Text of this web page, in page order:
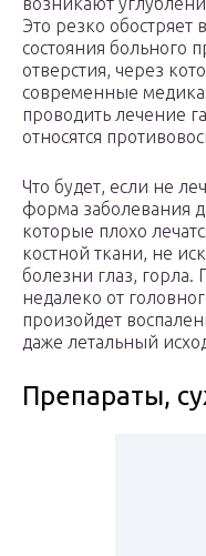
Это резко обостряет
состояния больного
отверстия, через
современные
проводить лечение
относятся
Что будет, если не
форма заболевания
которые плохо
костной ткани, не
болезни глаз, горла.
недалеко от
произойдет
даже летальный
Препараты,